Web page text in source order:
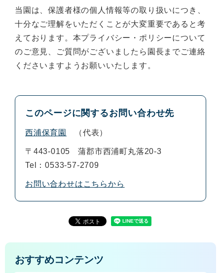
当園は、保護者様の個人情報等の取り扱いにつき、
十分なご理解をいただくことが大変重要であると考
えております。本プライバシー・ポリシーについて
のご意見、ご質問がございましたら園長までご連絡
くださいますようお願いいたします。
このページに関するお問い合わせ先
西浦保育園 代表
〒443-0105
蒲郡市西浦町丸落20-3
Tel：0533-57-2709
お問い合わせはこちらから
おすすめコンテンツ